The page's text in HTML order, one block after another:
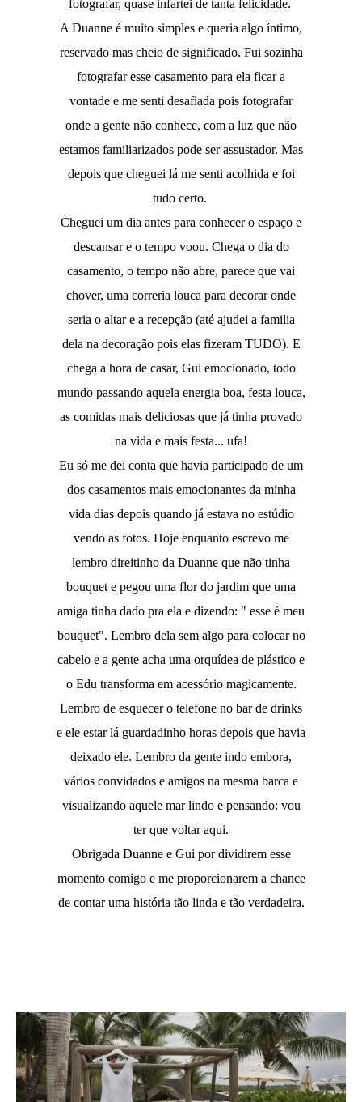
fotografar, quase infartei de tanta felicidade.
A Duanne é muito simples e queria algo íntimo,
reservado mas cheio de significado. Fui sozinha
fotografar esse casamento para ela ficar a
vontade e me senti desafiada pois fotografar
onde a gente não conhece, com a luz que não
estamos familiarizados pode ser assustador. Mas
depois que cheguei lá me senti acolhida e foi
tudo certo.
Cheguei um dia antes para conhecer o espaço e
descansar e o tempo voou. Chega o dia do
casamento, o tempo não abre, parece que vai
chover, uma correria louca para decorar onde
seria o altar e a recepção (até ajudei a familia
dela na decoração pois elas fizeram TUDO). E
chega a hora de casar, Gui emocionado, todo
mundo passando aquela energia boa, festa louca,
as comidas mais deliciosas que já tinha provado
na vida e mais festa... ufa!
Eu só me dei conta que havia participado de um
dos casamentos mais emocionantes da minha
vida dias depois quando já estava no estúdio
vendo as fotos. Hoje enquanto escrevo me
lembro direitinho da Duanne que não tinha
bouquet e pegou uma flor do jardim que uma
amiga tinha dado pra ela e dizendo: " esse é meu
bouquet". Lembro dela sem algo para colocar no
cabelo e a gente acha uma orquídea de plástico e
o Edu transforma em acessório magicamente.
Lembro de esquecer o telefone no bar de drinks
e ele estar lá guardadinho horas depois que havia
deixado ele. Lembro da gente indo embora,
vários convidados e amigos na mesma barca e
visualizando aquele mar lindo e pensando: vou
ter que voltar aqui.
Obrigada Duanne e Gui por dividirem esse
momento comigo e me proporcionarem a chance
de contar uma história tão linda e tão verdadeira.